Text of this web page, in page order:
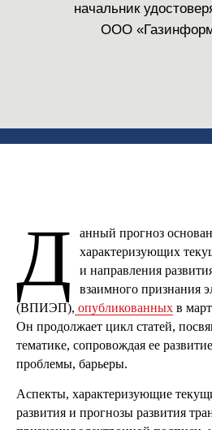
начальник
ООО
Д
анный прогноз
характеризующих
и направления
взаимного признания
(ВПИЭП), опубликованных в
Он продолжает цикл статей,
тематике, сопровождая ее
проблемы, барьеры.
Аспекты, характеризующие
развития и прогнозы развития